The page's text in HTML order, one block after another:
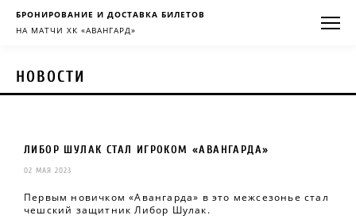
БРОНИРОВАНИЕ И ДОСТАВКА БИЛЕТОВ
НА МАТЧИ ХК «АВАНГАРД»
НОВОСТИ
ЛИБОР ШУЛАК СТАЛ ИГРОКОМ «АВАНГАРДА»
02 МАЯ 2023
Первым новичком «Авангарда» в это межсезонье стал
чешский защитник Либор Шулак.